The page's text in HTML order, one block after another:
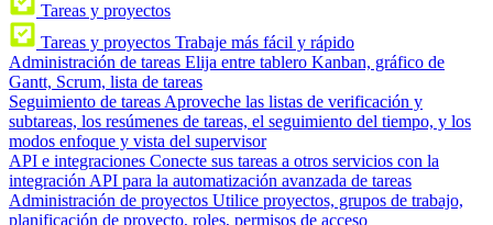
Tareas y proyectos
Tareas y proyectos Trabaje más fácil y rápido
Administración de tareas Elija entre tablero Kanban, gráfico de
Gantt, Scrum, lista de tareas
Seguimiento de tareas Aproveche las listas de verificación y
subtareas, los resúmenes de tareas, el seguimiento del tiempo, y los
modos enfoque y vista del supervisor
API e integraciones Conecte sus tareas a otros servicios con la
integración API para la automatización avanzada de tareas
Administración de proyectos Utilice proyectos, grupos de trabajo,
planificación de proyecto, roles, permisos de acceso